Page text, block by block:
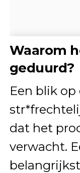
Waarom
geduurd?
Een blik
dat het
verwacht.